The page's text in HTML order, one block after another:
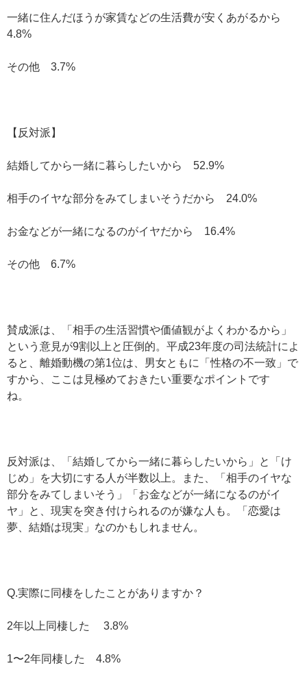
一緒に住んだほうが家賃などの生活費が安くあがるから
4.8%
その他 3.7%
【反対派】
結婚してから一緒に暮らしたいから 52.9%
相手のイヤな部分をみてしまいそうだから 24.0%
お金などが一緒になるのがイヤだから 16.4%
その他 6.7%
賛成派は、「相手の生活習慣や価値観がよくわかるから」
という意見が9割以上と圧倒的。平成23年度の司法統計によ
ると、離婚動機の第1位は、男女ともに「性格の不一致」で
すから、ここは見極めておきたい重要なポイントです
ね。
反対派は、「結婚してから一緒に暮らしたいから」と「け
じめ」を大切にする人が半数以上。また、「相手のイヤな
部分をみてしまいそう」「お金などが一緒になるのがイ
ヤ」と、現実を突き付けられるのが嫌な人も。「恋愛は
夢、結婚は現実」なのかもしれません。
Q.実際に同棲をしたことがありますか？
2年以上同棲した 3.8%
1〜2年同棲した 4.8%